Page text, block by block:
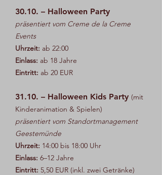
30.10. – Halloween Party
präsentiert vom Creme de la Creme
Events
Uhrzeit: ab 22:00
Einlass: ab 18 Jahre
Eintritt: ab 20 EUR
31.10. – Halloween Kids Party (mit
Kinderanimation & Spielen)
präsentiert vom Standortmanagement
Geestemünde
Uhrzeit: 14:00 bis 18:00 Uhr
Einlass: 6–12 Jahre
Eintritt: 5,50 EUR (inkl. zwei Getränke)